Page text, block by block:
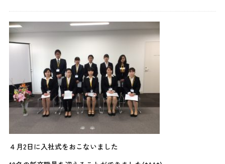
４月2日に入社式をおこないました